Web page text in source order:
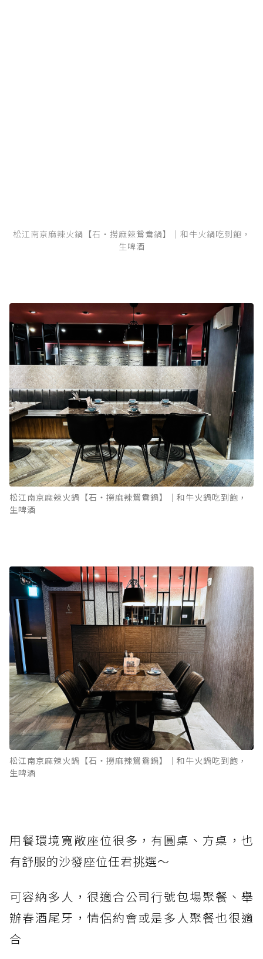
松江南京麻辣火鍋【石‧撈麻辣鴛鴦鍋】｜和牛火鍋吃到飽，
生啤酒
松江南京麻辣火鍋【石‧撈麻辣鴛鴦鍋】｜和牛火鍋吃到飽，
生啤酒
松江南京麻辣火鍋【石‧撈麻辣鴛鴦鍋】｜和牛火鍋吃到飽，
生啤酒
用餐環境寬敞座位很多，有圓桌、方桌，也
有舒服的沙發座位任君挑選～
可容納多人，很適合公司行號包場聚餐、舉
辦春酒尾牙，情侶約會或是多人聚餐也很適
合